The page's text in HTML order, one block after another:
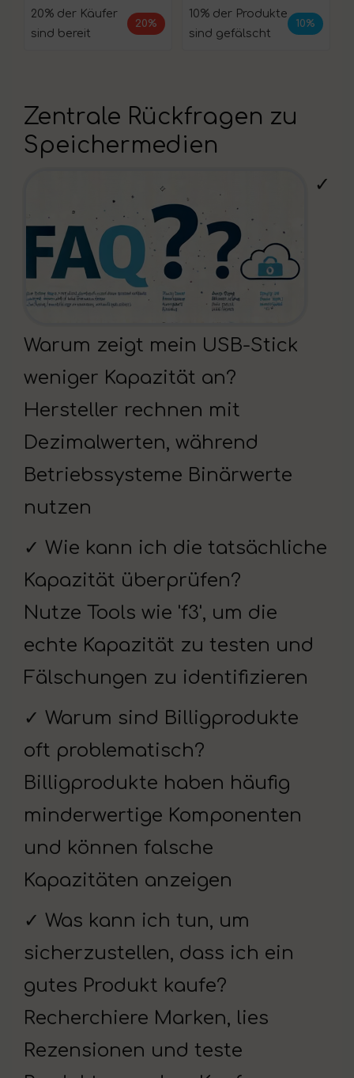
20% der Käufer
sind bereit
20%
10% der Produkte
sind gefälscht
10%
Zentrale Rückfragen zu
Speichermedien
✓
Warum zeigt mein USB-Stick
weniger Kapazität an?
Hersteller rechnen mit
Dezimalwerten, während
Betriebssysteme Binärwerte
nutzen
✓ Wie kann ich die tatsächliche
Kapazität überprüfen?
Nutze Tools wie 'f3', um die
echte Kapazität zu testen und
Fälschungen zu identifizieren
✓ Warum sind Billigprodukte
oft problematisch?
Billigprodukte haben häufig
minderwertige Komponenten
und können falsche
Kapazitäten anzeigen
✓ Was kann ich tun, um
sicherzustellen, dass ich ein
gutes Produkt kaufe?
Recherchiere Marken, lies
Rezensionen und teste